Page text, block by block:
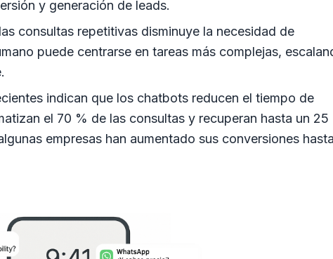
y generación de leads.
consultas repetitivas disminuye la necesidad de
puede centrarse en tareas más complejas,
indican que los chatbots reducen el tiempo de
el 70 % de las consultas y recuperan hasta un 25
empresas han aumentado sus conversiones